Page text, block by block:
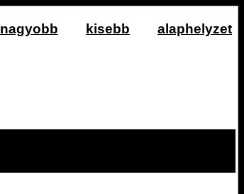
nagyobb kisebb alaphelyzet